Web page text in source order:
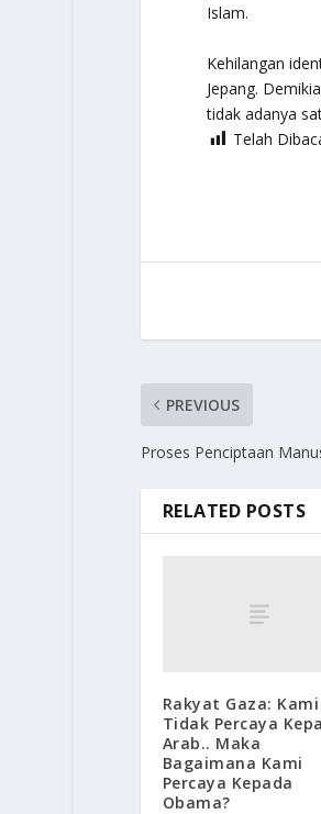
Islam.
Kehilangan
Jepang.
tidak adanya
Telah
PREVIOUS
Proses Penciptaan
RELATED POSTS
Rakyat Gaza: Kami
Tidak Percaya
Arab.. Maka
Bagaimana Kami
Percaya Kepada
Obama?